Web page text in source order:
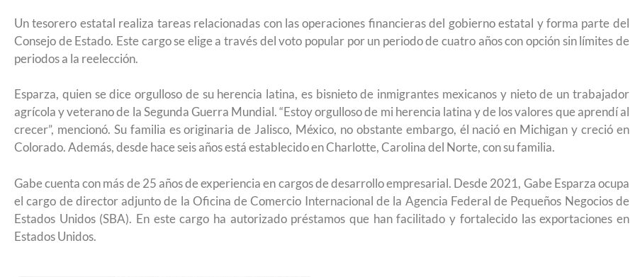
Un tesorero estatal realiza tareas relacionadas con las operaciones financieras del gobierno estatal y forma parte del
Consejo de Estado. Este cargo se elige a través del voto popular por un periodo de cuatro años con opción sin límites de
periodos a la reelección.
Esparza, quien se dice orgulloso de su herencia latina, es bisnieto de inmigrantes mexicanos y nieto de un trabajador
agrícola y veterano de la Segunda Guerra Mundial. “Estoy orgulloso de mi herencia latina y de los valores que aprendí al
crecer”, mencionó. Su familia es originaria de Jalisco, México, no obstante embargo, él nació en Michigan y creció en
Colorado. Además, desde hace seis años está establecido en Charlotte, Carolina del Norte, con su familia.
Gabe cuenta con más de 25 años de experiencia en cargos de desarrollo empresarial. Desde 2021, Gabe Esparza ocupa
el cargo de director adjunto de la Oficina de Comercio Internacional de la Agencia Federal de Pequeños Negocios de
Estados Unidos (SBA). En este cargo ha autorizado préstamos que han facilitado y fortalecido las exportaciones en
Estados Unidos.
¿Cómo inscribirse a Jóvenes Construyendo el
Conoce los cursos de construcción en Capacítate